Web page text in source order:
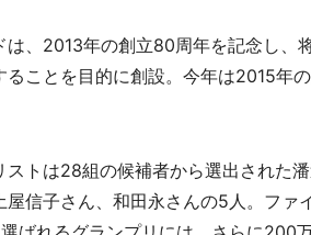
、2013年の創立80周年を記念し、
ることを目的に創設。今年は2015年
トは28組の候補者から選出された
屋信子さん、和田永さんの5人。フ